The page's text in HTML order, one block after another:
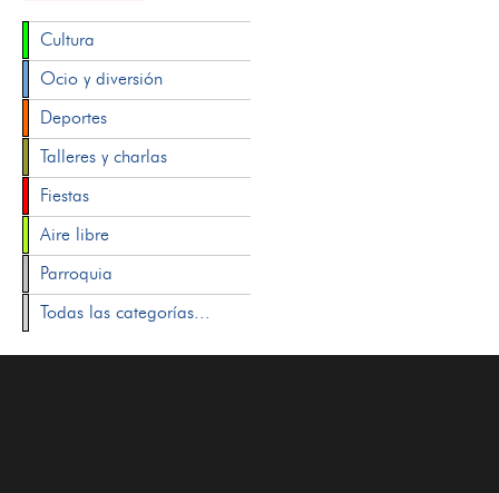
Cultura
Ocio y diversión
Deportes
Talleres y charlas
Fiestas
Aire libre
Parroquia
Todas las categorías...